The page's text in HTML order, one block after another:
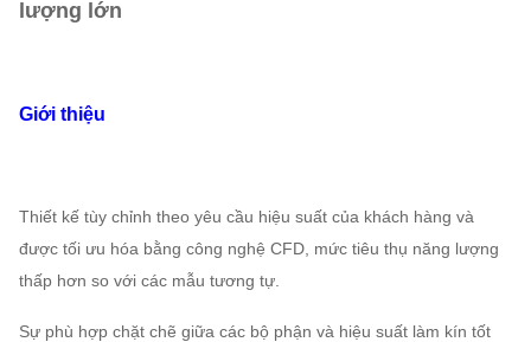
lượng lớn
Giới thiệu
Thiết kế tùy chỉnh theo yêu cầu hiệu suất của khách hàng và
được tối ưu hóa bằng công nghệ CFD, mức tiêu thụ năng lượng
thấp hơn so với các mẫu tương tự.
Sự phù hợp chặt chẽ giữa các bộ phận và hiệu suất làm kín tốt